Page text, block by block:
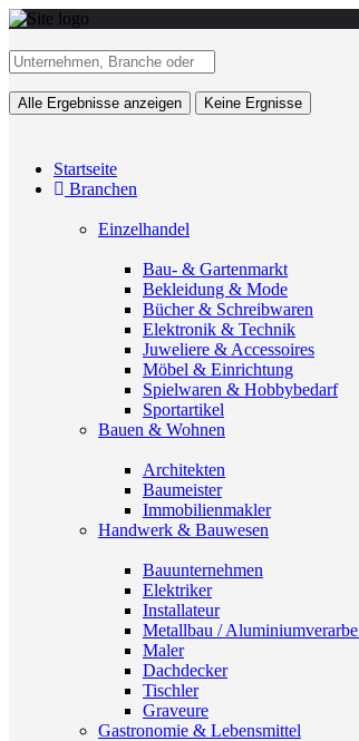
Alle Ergebnisse anzeigen Keine Ergnisse
Startseite
Branchen
Einzelhandel
Bau- & Gartenmarkt
Bekleidung & Mode
Bücher & Schreibwaren
Elektronik & Technik
Juweliere & Accessoires
Möbel & Einrichtung
Spielwaren & Hobbybedarf
Sportartikel
Bauen & Wohnen
Architekten
Baumeister
Immobilienmakler
Handwerk & Bauwesen
Bauunternehmen
Elektriker
Installateur
Metallbau /
Maler
Dachdecker
Tischler
Graveure
Gastronomie & Lebensmittel